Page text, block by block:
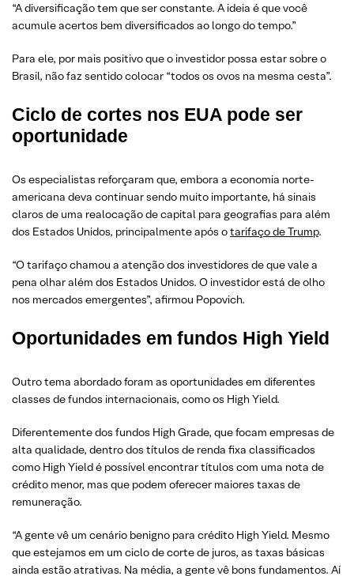
“A diversificação tem que ser constante. A ideia é que você
acumule acertos bem diversificados ao longo do tempo.”
Para ele, por mais positivo que o investidor possa estar sobre o
Brasil, não faz sentido colocar “todos os ovos na mesma cesta”.
Ciclo de cortes nos EUA pode ser
oportunidade
Os especialistas reforçaram que, embora a economia norte-
americana deva continuar sendo muito importante, há sinais
claros de uma realocação de capital para geografias para além
dos Estados Unidos, principalmente após otarifaço de Trump.
“O tarifaço chamou a atenção dos investidores de que vale a
pena olhar além dos Estados Unidos. O investidor está de olho
nos mercados emergentes”, afirmou Popovich.
Oportunidades em fundos High Yield
Outro tema abordado foram as oportunidades em diferentes
classes de fundos internacionais, como os High Yield.
Diferentemente dos fundos High Grade, que focam empresas de
alta qualidade, dentro dos títulos de renda fixa classificados
como High Yield é possível encontrar títulos com uma nota de
crédito menor, mas que podem oferecer maiores taxas de
remuneração.
“A gente vê um cenário benigno para crédito High Yield. Mesmo
que estejamos em um ciclo de corte de juros, as taxas básicas
ainda estão atrativas. Na média, a gente vê bons fundamentos. Aí